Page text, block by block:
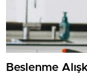
Beslenme